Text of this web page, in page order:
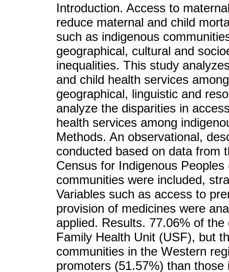
Introduction. Access to
reduce maternal and child
such as indigenous
geographical, cultural and
inequalities. This study
and child health services
geographical, linguistic and
analyze the disparities in
health services among
Methods. An observational,
conducted based on data from
Census for Indigenous
communities were included,
Variables such as access to
provision of medicines were
applied. Results. 77.06% of
Family Health Unit (USF), but
communities in the Western
promoters (51.57%) than